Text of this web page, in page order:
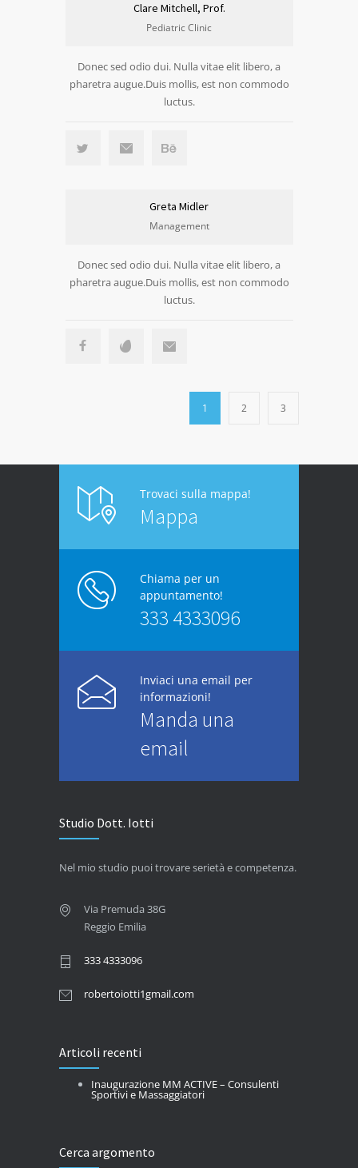
Clare Mitchell, Prof.
Pediatric Clinic
Donec sed odio dui. Nulla vitae elit libero, a
pharetra augue.Duis mollis, est non commodo
luctus.
Greta Midler
Management
Donec sed odio dui. Nulla vitae elit libero, a
pharetra augue.Duis mollis, est non commodo
luctus.
1 2 3
Trovaci sulla mappa!
Mappa
Chiama per un
appuntamento!
333 4333096
Inviaci una email per
informazioni!
Manda una
email
Studio Dott. Iotti
Nel mio studio puoi trovare serietà e competenza.
Via Premuda 38G
Reggio Emilia
333 4333096
robertoiotti1gmail.com
Articoli recenti
Inaugurazione MM ACTIVE – Consulenti
Sportivi e Massaggiatori
Cerca argomento